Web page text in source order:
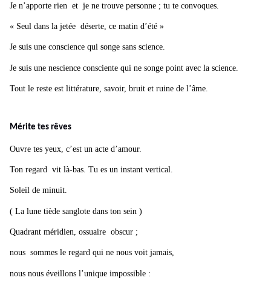
Je n’apporte rien et je ne trouve personne ; tu te convoques.
« Seul dans la jetée déserte, ce matin d’été »
Je suis une conscience qui songe sans science.
Je suis une nescience consciente qui ne songe point avec la science.
Tout le reste est littérature, savoir, bruit et ruine de l’âme.
Mérite tes rêves
Ouvre tes yeux, c’est un acte d’amour.
Ton regard vit là-bas. Tu es un instant vertical.
Soleil de minuit.
( La lune tiède sanglote dans ton sein )
Quadrant méridien, ossuaire obscur ;
nous sommes le regard qui ne nous voit jamais,
nous nous éveillons l’unique impossible :